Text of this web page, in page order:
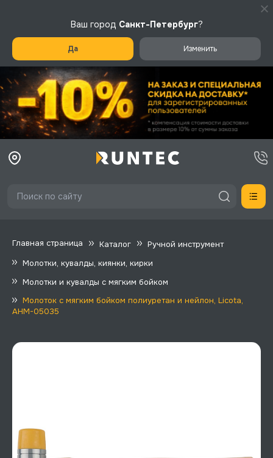
Ваш город Санкт-Петербург?
Да Изменить
Главная страница Каталог
Ручной инструмент
Молотки, кувалды, киянки, кирки
Молотки и кувалды с мягким бойком
Молоток с мягким бойком полиуретан и нейлон, Licota,
AHM-05035